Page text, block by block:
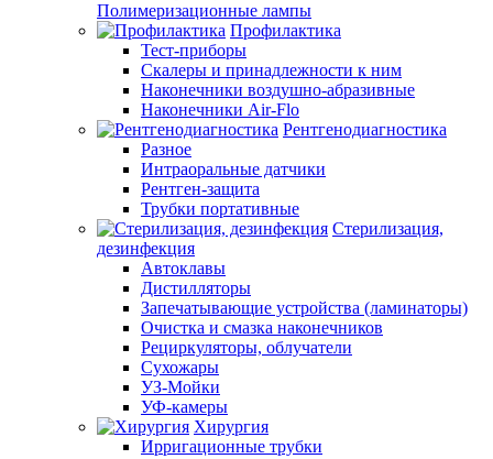
Полимеризационные лампы
Профилактика
Тест-приборы
Скалеры и принадлежности к ним
Наконечники воздушно-абразивные
Наконечники Air-Flo
Рентгенодиагностика
Разное
Интраоральные датчики
Рентген-защита
Трубки портативные
Стерилизация,
дезинфекция
Автоклавы
Дистилляторы
Запечатывающие устройства (ламинаторы)
Очистка и смазка наконечников
Рециркуляторы, облучатели
Сухожары
УЗ-Мойки
УФ-камеры
Хирургия
Ирригационные трубки